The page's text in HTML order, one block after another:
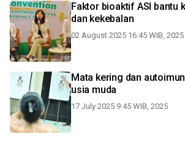
Faktor bioaktif ASI bantu
dan kekebalan
02 August 2025 16:45 WIB, 2025
Mata kering dan
usia muda
17 July 2025 9:45 WIB, 2025